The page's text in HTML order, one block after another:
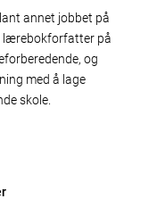
annet jobbet på
lærebokforfatter på
og
med å lage
skole.